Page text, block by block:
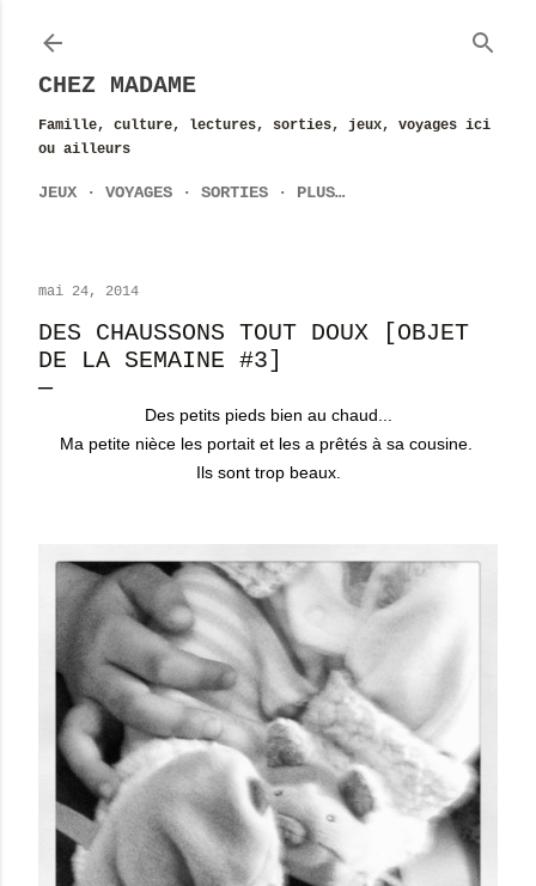
CHEZ MADAME
Famille, culture, lectures, sorties, jeux, voyages ici
ou ailleurs
JEUX VOYAGES SORTIES PLUS…
mai 24, 2014
DES CHAUSSONS TOUT DOUX [OBJET
DE LA SEMAINE #3]
Des petits pieds bien au chaud...
Ma petite nièce les portait et les a prêtés à sa cousine.
Ils sont trop beaux.